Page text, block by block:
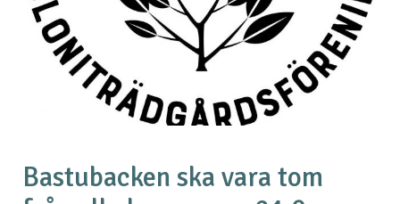
Bastubacken ska vara tom